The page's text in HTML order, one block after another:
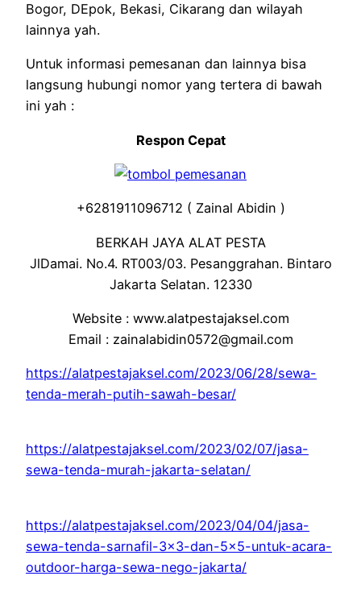
Bogor, DEpok, Bekasi, Cikarang dan wilayah
lainnya yah.
Untuk informasi pemesanan dan lainnya bisa
langsung hubungi nomor yang tertera di bawah
ini yah :
Respon Cepat
+6281911096712 ( Zainal Abidin )
BERKAH JAYA ALAT PESTA
JlDamai. No.4. RT003/03. Pesanggrahan. Bintaro
Jakarta Selatan. 12330
Website : www.alatpestajaksel.com
Email : zainalabidin0572@gmail.com
https://alatpestajaksel.com/2023/06/28/sewa-
tenda-merah-putih-sawah-besar/
https://alatpestajaksel.com/2023/02/07/jasa-
sewa-tenda-murah-jakarta-selatan/
https://alatpestajaksel.com/2023/04/04/jasa-
sewa-tenda-sarnafil-3×3-dan-5×5-untuk-acara-
outdoor-harga-sewa-nego-jakarta/